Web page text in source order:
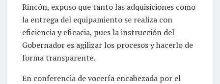
Rincón, expuso que tanto las adquisiciones como
la entrega del equipamiento se realiza con
eficiencia y eficacia, pues la instrucción del
Gobernador es agilizar los procesos y hacerlo de
forma transparente.
En conferencia de vocería encabezada por el